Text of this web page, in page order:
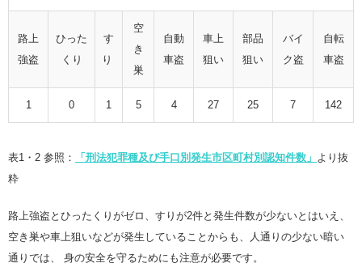
路上
強盗
ひった
くり
す
り
空
き
巣
自動
車盗
車上
狙い
部品
狙い
バイ
ク盗
自転
車盗
1 0 1 5 4 27 25 7 142
表1・2 参照： 「刑法犯罪種及び手口別発生市区町村別認知件数」 より抜
粋
路上強盗とひったくりがゼロ、すりが2件と発生件数が少ないとはいえ、
空き巣や車上狙いなどが発生していることからも、人通りの少ない暗い
通りでは、 身の安全を守るためにも注意が必要です。